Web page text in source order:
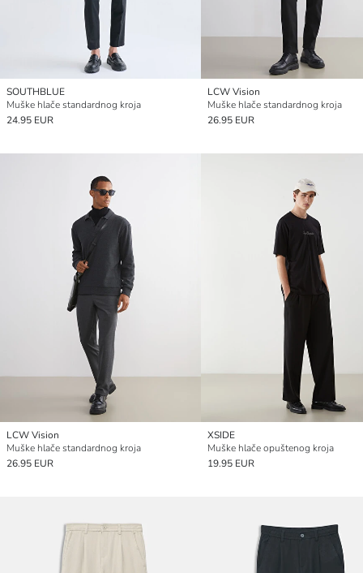
SOUTHBLUE
Muške hlače standardnog kroja
24.95 EUR
LCW Vision
Muške hlače standardnog kroja
26.95 EUR
LCW Vision
Muške hlače standardnog kroja
26.95 EUR
XSIDE
Muške hlače opuštenog kroja
19.95 EUR